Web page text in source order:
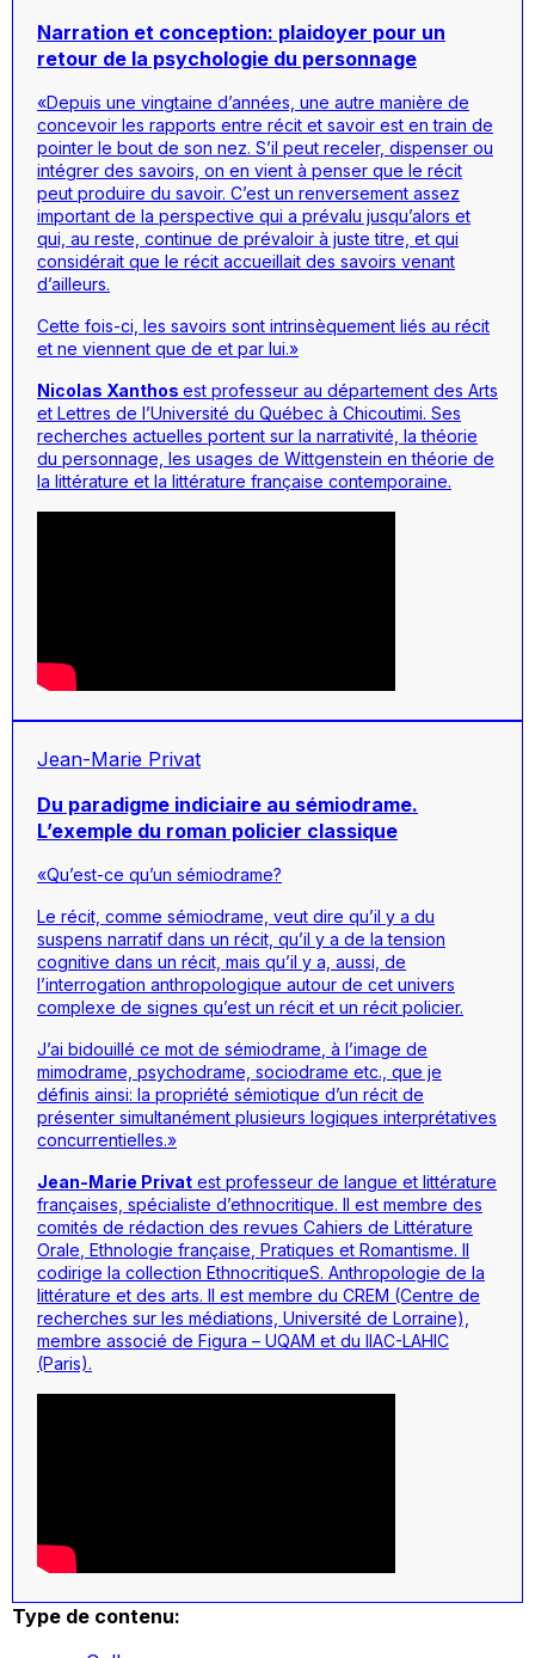
Narration et conception: plaidoyer pour un
retour de la psychologie du personnage
«Depuis une vingtaine d’années, une autre manière de
concevoir les rapports entre récit et savoir est en train de
pointer le bout de son nez. S’il peut receler, dispenser ou
intégrer des savoirs, on en vient à penser que le récit
peut produire du savoir. C’est un renversement assez
important de la perspective qui a prévalu jusqu’alors et
qui, au reste, continue de prévaloir à juste titre, et qui
considérait que le récit accueillait des savoirs venant
d’ailleurs.
Cette fois-ci, les savoirs sont intrinsèquement liés au récit
et ne viennent que de et par lui.»
Nicolas Xanthos est professeur au département des Arts
et Lettres de l’Université du Québec à Chicoutimi. Ses
recherches actuelles portent sur la narrativité, la théorie
du personnage, les usages de Wittgenstein en théorie de
la littérature et la littérature française contemporaine.
Jean-Marie Privat
Du paradigme indiciaire au sémiodrame.
L’exemple du roman policier classique
«Qu’est-ce qu’un sémiodrame?
Le récit, comme sémiodrame, veut dire qu’il y a du
suspens narratif dans un récit, qu’il y a de la tension
cognitive dans un récit, mais qu’il y a, aussi, de
l’interrogation anthropologique autour de cet univers
complexe de signes qu’est un récit et un récit policier.
J’ai bidouillé ce mot de sémiodrame , à l’image de
mimodrame, psychodrame, sociodrame etc., que je
définis ainsi: la propriété sémiotique d’un récit de
présenter simultanément plusieurs logiques interprétatives
concurrentielles.»
Jean-Marie Privat est professeur de langue et littérature
françaises, spécialiste d’ethnocritique. Il est membre des
comités de rédaction des revues Cahiers de Littérature
Orale Ethnologie française Pratiques et Romantisme. Il
codirige la collection EthnocritiqueS. Anthropologie de la
littérature et des arts. Il est membre du CREM (Centre de
recherches sur les médiations, Université de Lorraine),
membre associé de Figura – UQAM et du IIAC-LAHIC
(Paris).
Type de contenu: